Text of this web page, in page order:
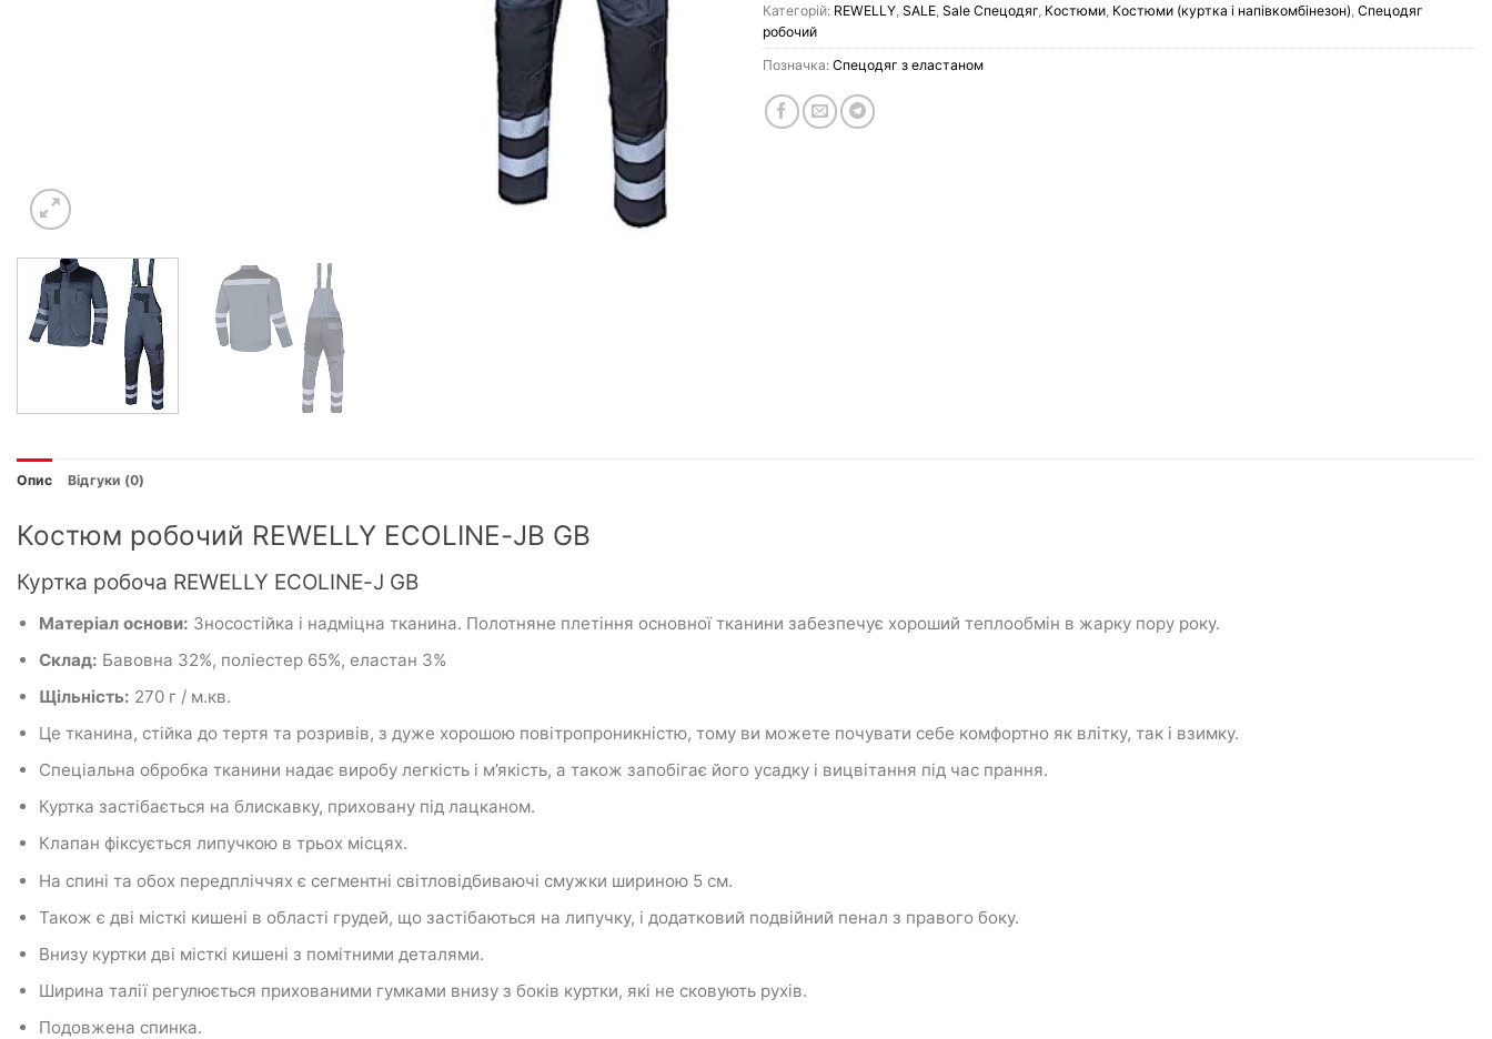
Категорій: REWELLY SALE Sale Спецодяг Костюми Костюми (куртка і напівкомбінезон) Спецодяг
робочий
Позначка: Спецодяг з еластаном
Опис Відгуки (0)
Костюм робочий REWELLY ECOLINE-JB GB
Куртка робоча REWELLY ECOLINE-J GB
Матеріалоснови: Зносостійка і надміцна тканина. Полотняне плетіння основної тканини забезпечує хороший теплообмін в жарку поруроку.
Склад: Бавовна 32%, поліестер 65%, еластан 3%
Щільність: 270 г / м.кв.
Це тканина, стійка до тертя та розривів, з дуже хорошою повітропроникністю, тому ви можете почувати себе комфортно як влітку, так і взимку.
Спеціальна обробка тканини надає виробу легкість і м’якість, а також запобігає його усадку і вицвітання під час прання.
Куртка застібається на блискавку, приховану під лацканом.
Клапан фіксується липучкою в трьох місцях.
На спині та обох передпліччях є сегментні світловідбиваючі смужки шириною 5 см.
Також є дві місткі кишені в області грудей, що застібаються на липучку, і додатковий подвійний пенал з правого боку.
Внизу куртки дві місткі кишені з помітними деталями.
Ширина талії регулюється прихованими гумками внизу з боків куртки, які не сковують рухів.
Подовжена спинка.